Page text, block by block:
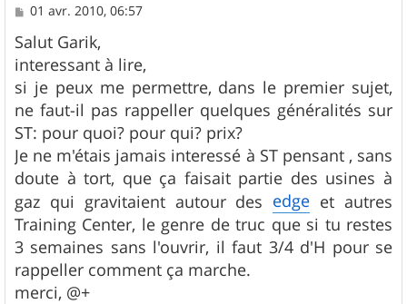
M
s
s
a
g
e
01 avr. 2010, 06:57
Salut Garik,
interessant à lire,
si je peux me permettre, dans le premier sujet,
ne faut-il pas rappeller quelques généralités sur
ST: pour quoi? pour qui? prix?
Je ne m'étais jamais interessé à ST pensant , sans
doute à tort, que ça faisait partie des usines à
gaz qui gravitaient autour des edge et autres
Training Center, le genre de truc que si tu restes
3 semaines sans l'ouvrir, il faut 3/4 d'H pour se
rappeller comment ça marche.
merci, @+